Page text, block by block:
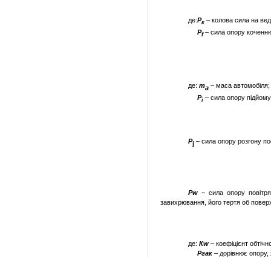
де:Рк– колова сила на
Pf – сила опору
де: mа– маса автомобіля;
Рі – сила опору
Pj– сила опору розгону
Рw –сила опору
завихрювання, його тертя об
де: Кw –коефіцієнт
Ргак– дорівнює